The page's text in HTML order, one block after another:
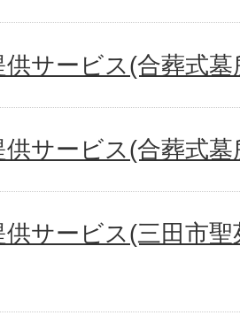
供サービス(合葬式
供サービス(合葬式
供サービス(三田市